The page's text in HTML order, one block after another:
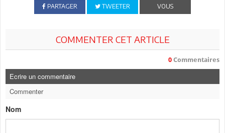
PARTAGER TWEETER
VOUS
COMMENTER CET ARTICLE
0 Commentaires
Ecrire un commentaire
Commenter
Nom